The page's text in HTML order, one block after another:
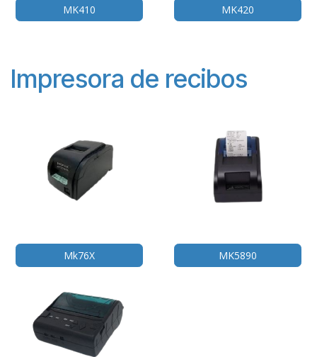
MK410 MK420
Impresora de recibos
Mk76X MK5890